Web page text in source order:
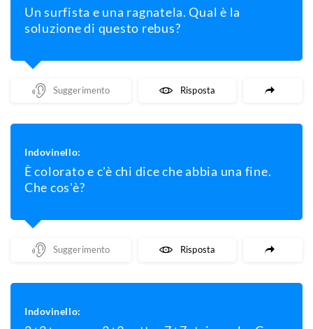
Un surfista e una ragnatela. Qual è la
soluzione di questo rebus?
Mostra Un Suggerimento Mostra La Risposta
Indovinello:
È colorato e c'è chi dice che abbia una fine.
Che cos'è?
Mostra Un Suggerimento Mostra La Risposta
Indovinello: